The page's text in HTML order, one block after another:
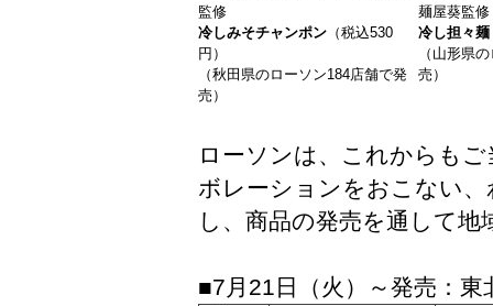
監修
冷しみそチャンポン （税込530
円）
（秋田県のローソン184店舗で発
売）
麺屋葵監修
冷し担々麺
（山形県
売）
ローソンは、これからも
ボレーションをおこない
し、商品の発売を通して
■7月21日（火）～発売：